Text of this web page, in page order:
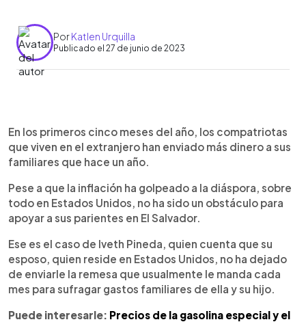
PorKatlen Urquilla
Publicado el 27 de junio de 2023
► Escuchar artículo
En los primeros cinco meses del año, los compatriotas
que viven en el extranjero han enviado más dinero a sus
familiares que hace un año.
Pese a que la inflación ha golpeado a la diáspora, sobre
todo en Estados Unidos, no ha sido un obstáculo para
apoyar a sus parientes en El Salvador.
Ese es el caso de Iveth Pineda, quien cuenta que su
esposo, quien reside en Estados Unidos, no ha dejado
de enviarle la remesa que usualmente le manda cada
mes para sufragar gastos familiares de ella y su hijo.
Puede interesarle: Precios de la gasolina especial y el